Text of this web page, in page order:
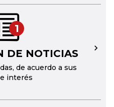
1
DE NOTICIAS
de acuerdo a sus
interés
→